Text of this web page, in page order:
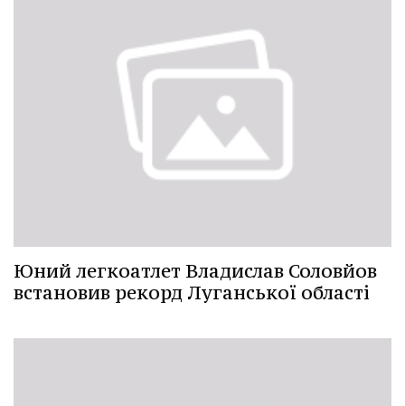
Юний легкоатлет Владислав Соловйов
встановив рекорд Луганської області